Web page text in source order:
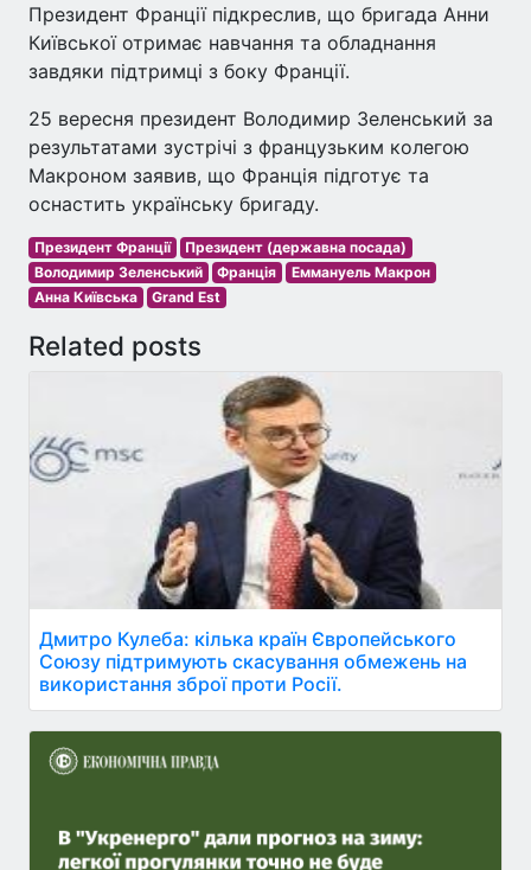
Президент Франції підкреслив, що бригада Анни
Київської отримає навчання та обладнання
завдяки підтримці з боку Франції.
25 вересня президент Володимир Зеленський за
результатами зустрічі з французьким колегою
Макроном заявив, що Франція підготує та
оснастить українську бригаду.
Президент Франції
Президент (державна посада)
Володимир Зеленський
Франція
Еммануель Макрон
Анна Київська
Grand Est
Related posts
Дмитро Кулеба: кілька країн Європейського
Союзу підтримують скасування обмежень на
використання зброї проти Росії.